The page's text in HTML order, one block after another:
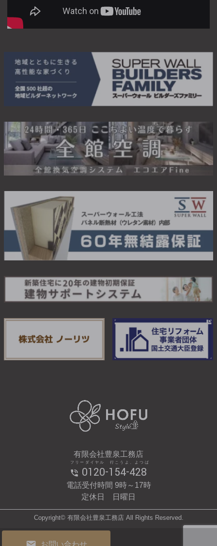
お問い合わせ
有限会社豊泉工務店
0120-154-428
フリーダイヤル 行こうよ、よつば
電話受付時間 9時～17時
定休日 日曜日
Copyright© 有限会社豊泉工務店 All Rights Reserved.